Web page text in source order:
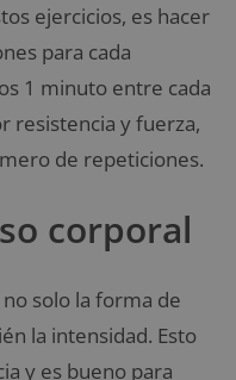
ejercicios, es hacer
para cada
1 minuto entre cada
resistencia y fuerza,
de repeticiones.
corporal
solo la forma de
la intensidad. Esto
y es bueno para